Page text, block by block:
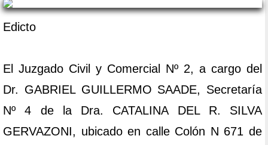
Edicto
El Juzgado Civil y Comercial Nº 2, a cargo del
Dr. GABRIEL GUILLERMO SAADE, Secretaría
Nº 4 de la Dra. CATALINA DEL R. SILVA
GERVAZONI, ubicado en calle Colón N 671 de